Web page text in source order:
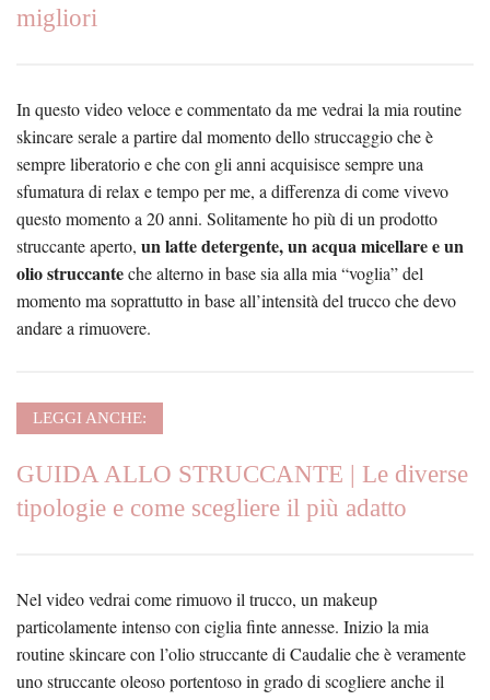
migliori
In questo video veloce e commentato da me vedrai la mia routine
skincare serale a partire dal momento dello struccaggio che è
sempre liberatorio e che con gli anni acquisisce sempre una
sfumatura di relax e tempo per me, a differenza di come vivevo
questo momento a 20 anni. Solitamente ho più di un prodotto
struccante aperto, un latte detergente, un acqua micellare e un
olio struccanteche alterno in base sia alla mia “voglia” del
momento ma soprattutto in base all’intensità del trucco che devo
andare a rimuovere.
LEGGI ANCHE:
GUIDA ALLO STRUCCANTE | Le diverse
tipologie e come scegliere il più adatto
Nel video vedrai come rimuovo il trucco, un makeup
particolamente intenso con ciglia finte annesse. Inizio la mia
routine skincare con l’olio struccante di Caudalie che è veramente
uno struccante oleoso portentoso in grado di scogliere anche il